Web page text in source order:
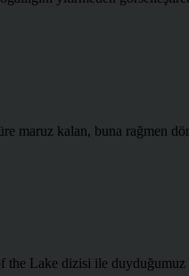
maruz kalan, buna rağmen
the Lake dizisi ile